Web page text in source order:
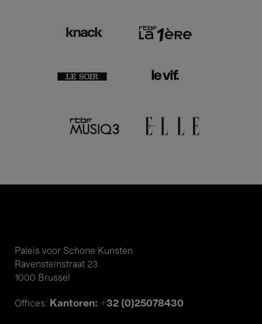
Paleis voor Schone Kunsten
Ravensteinstraat 23
1000 Brussel
Offices: Kantoren: +32 (0)25078430